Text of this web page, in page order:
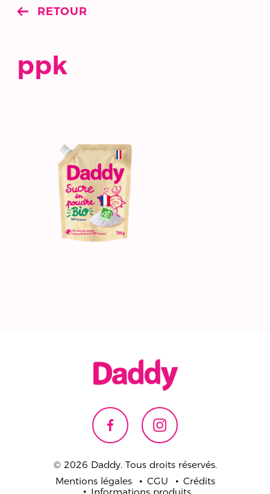
RETOUR
ppk
© 2026 Daddy. Tous droits réservés.
Mentions légales
CGU
Crédits
Informations produits